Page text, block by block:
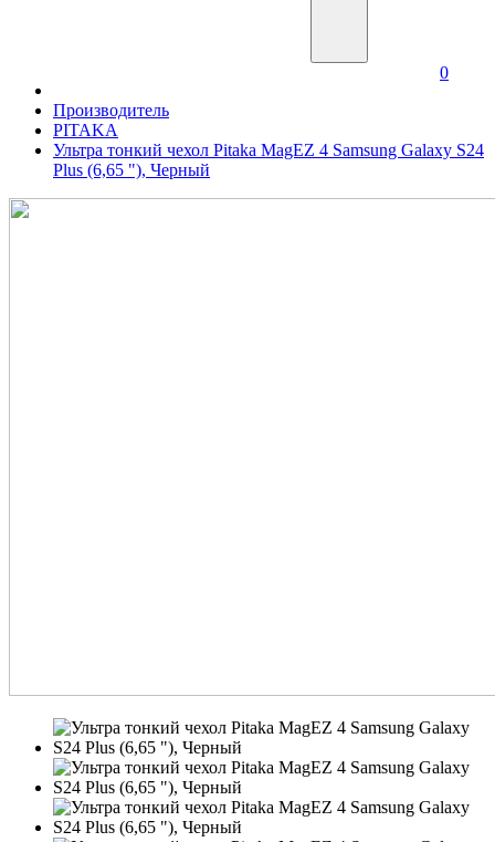
0
Производитель
PITAKA
Ультра тонкий чехол Pitaka MagEZ 4 Samsung Galaxy S24
Plus (6,65 "), Черный